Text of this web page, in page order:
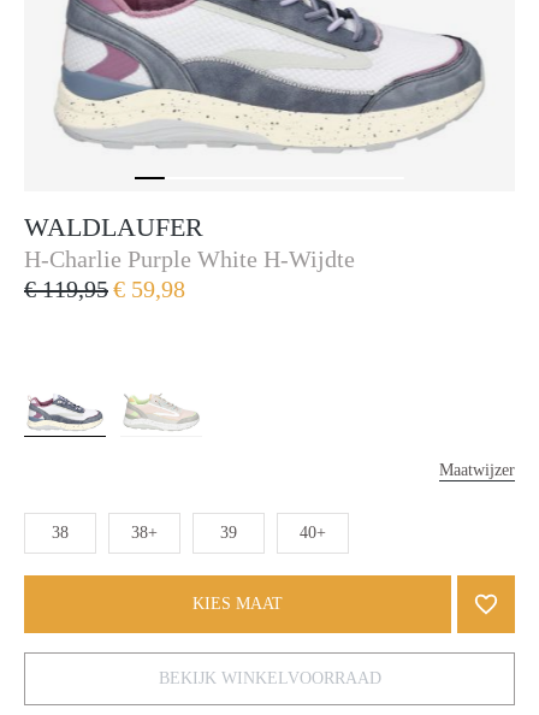
WALDLAUFER
Waldlaufer
H-Charlie Purple White H-Wijdte
€ 119,95€ 59,98
Maatwijzer
38 38+ 39 40+
KIES MAAT
BEKIJK WINKELVOORRAAD